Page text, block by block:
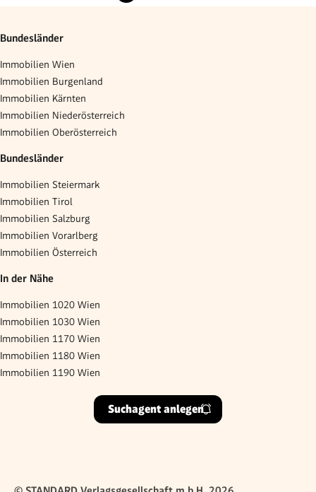
Bundesländer
Immobilien Wien
Immobilien Burgenland
Immobilien Kärnten
Immobilien Niederösterreich
Immobilien Oberösterreich
Bundesländer
Immobilien Steiermark
Immobilien Tirol
Immobilien Salzburg
Immobilien Vorarlberg
Immobilien Österreich
In der Nähe
Immobilien 1020 Wien
Immobilien 1030 Wien
Immobilien 1170 Wien
Immobilien 1180 Wien
Immobilien 1190 Wien
Suchagent anlegen